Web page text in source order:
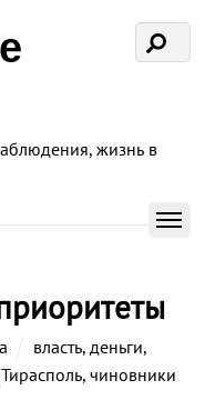
жизнь в
власть, деньги,
Тирасполь,чиновники